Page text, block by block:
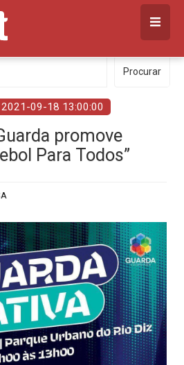
Procurar
2021-09-18 13:00:00
promove
Para Todos”